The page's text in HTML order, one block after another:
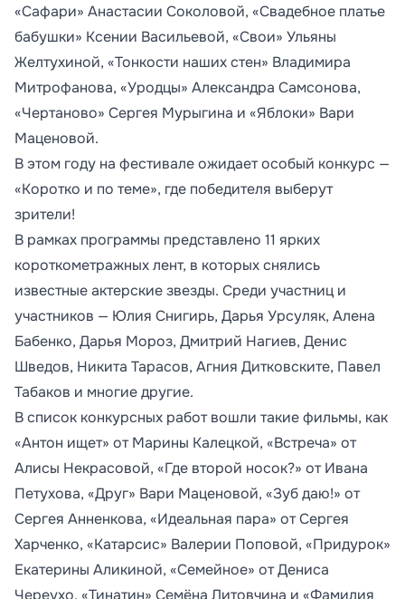
«Сафари» Анастасии Соколовой, «Свадебное платье
бабушки» Ксении Васильевой, «Свои» Ульяны
Желтухиной, «Тонкости наших стен» Владимира
Митрофанова, «Уродцы» Александра Самсонова,
«Чертаново» Сергея Мурыгина и «Яблоки» Вари
Маценовой.
В этом году на фестивале ожидает особый конкурс —
«Коротко и по теме», где победителя выберут
зрители!
В рамках программы представлено 11 ярких
короткометражных лент, в которых снялись
известные актерские звезды. Среди участниц и
участников — Юлия Снигирь, Дарья Урсуляк, Алена
Бабенко, Дарья Мороз, Дмитрий Нагиев, Денис
Шведов, Никита Тарасов, Агния Дитковските, Павел
Табаков и многие другие.
В список конкурсных работ вошли такие фильмы, как
«Антон ищет» от Марины Калецкой, «Встреча» от
Алисы Некрасовой, «Где второй носок?» от Ивана
Петухова, «Друг» Вари Маценовой, «Зуб даю!» от
Сергея Анненкова, «Идеальная пара» от Сергея
Харченко, «Катарсис» Валерии Поповой, «Придурок»
Екатерины Аликиной, «Семейное» от Дениса
Череухо, «Тинатин» Семёна Литовчина и «Фамилия